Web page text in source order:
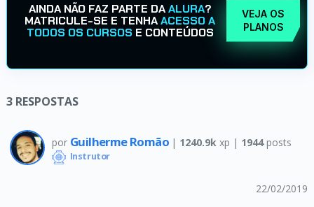
AINDA NÃO FAZ PARTE DAALURA?
MATRICULE-SE E TENHAACESSO A
TODOS OS CURSOS E CONTEÚDOS
VEJA OS
PLANOS
3 RESPOSTAS
por Guilherme Romão | 1240.9k xp | 1944posts
Instrutor
22/02/2019